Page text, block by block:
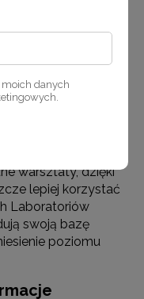
: Dźwirzyno,
Trzygłów, Dobra,
należy
Każda
w warsztatach
warsztaty, dzięki
lepiej korzystać
Laboratoriów
swoją bazę
poziomu
danych